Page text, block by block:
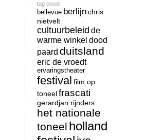
tag cloud
bellevue berlijnchris
nietvelt
cultuurbeleid de
warme winkel dood
paard duitsland
eric de vroedt
ervaringstheater
festival film op
toneelfrascati
gerardjan rijnders
het nationale
toneel holland